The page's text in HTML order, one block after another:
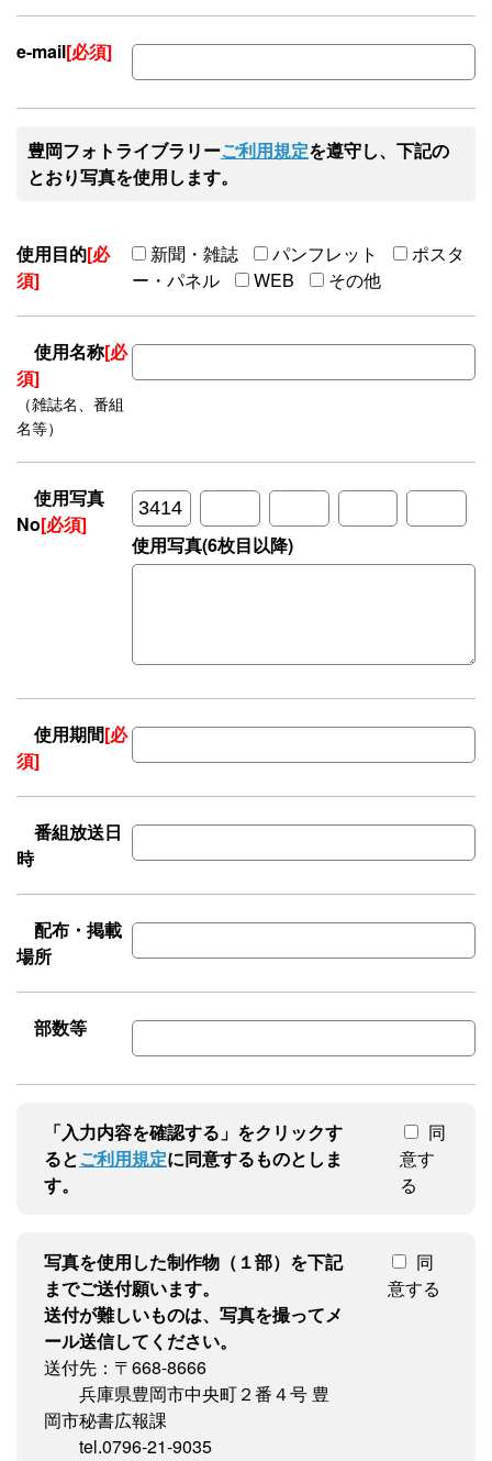
e-mail[必須]
豊岡フォトライブラリーご利用規定を遵守し、下記の
とおり写真を使用します。
使用目的[必
須]
新聞・雑誌 パンフレット
ポスタ
ー・パネル
WEB その他
使用名称[必
須]
（雑誌名、番組
名等）
使用写真
No[必須]
使用写真(6枚目以降)
使用期間[必
須]
番組放送日
時
配布・掲載
場所
部数等
「入力内容を確認する」をクリックす
るとご利用規定に同意するものとしま
す。
同
意す
る
写真を使用した制作物（１部）を下記
までご送付願います。
送付が難しいものは、写真を撮ってメ
ール送信してください。
送付先：〒668-8666
兵庫県豊岡市中央町２番４号 豊
岡市秘書広報課
tel.0796-21-9035
同
意する